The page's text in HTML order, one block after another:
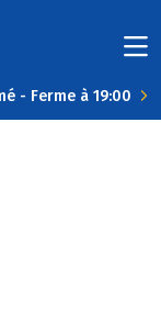
- Ferme à 19:00